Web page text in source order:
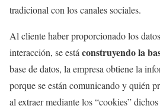
tradicional con los canales sociales.
Al cliente haber proporcionado los
interacción, se estáconstruyendo la
base de datos, la empresa obtiene la
porque se están comunicando y quién
al extraer mediante los “cookies”